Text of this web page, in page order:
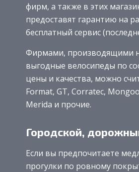
фирм, а также в этих
предоставят гарантию на
бесплатный сервис
Фирмами, производящими
выгодные велосипеды по
цены и качества, можно
Format, GT, Corratec,
Merida и прочие.
Городской,
Если вы предпочитаете
прогулки по ровному